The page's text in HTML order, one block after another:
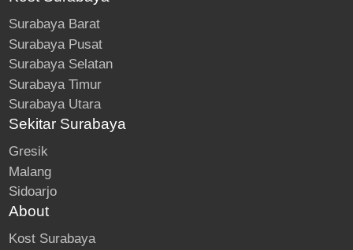
Surabaya Barat
Surabaya Pusat
Surabaya Selatan
Surabaya Timur
Surabaya Utara
Sekitar Surabaya
Gresik
Malang
Sidoarjo
About
Kost Surabaya